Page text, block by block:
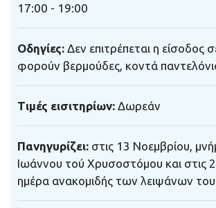
17:00 - 19:00
Οδηγίες: Δεν επιτρέπεται η είσοδος
φορούν βερμούδες, κοντά
Τιμές εισιτηρίων: Δωρεάν
Πανηγυρίζει: στις 13 Νοεμβρίου,
Ιωάννου τού Χρυσοστόμου και στις
ημέρα ανακομιδής των λειψάνων του